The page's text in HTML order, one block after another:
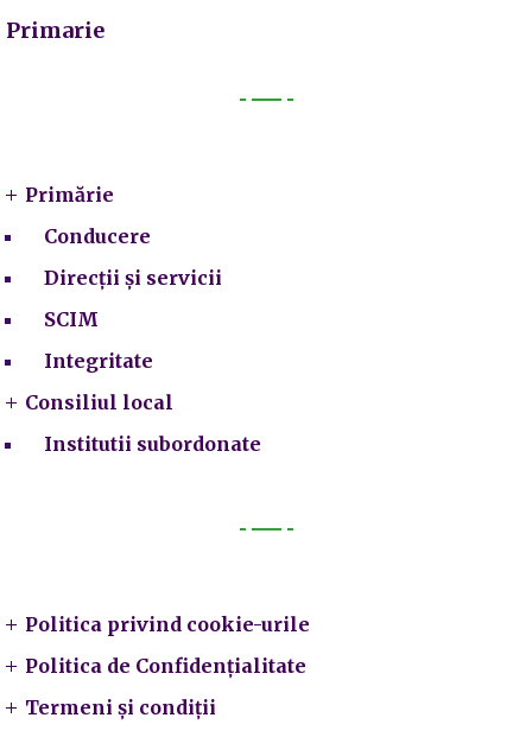
Primarie
Primărie
Conducere
Direcții și servicii
SCIM
Integritate
Consiliul local
Institutii subordonate
Politica privind cookie-urile
Politica de Confidențialitate
Termeni și condiții